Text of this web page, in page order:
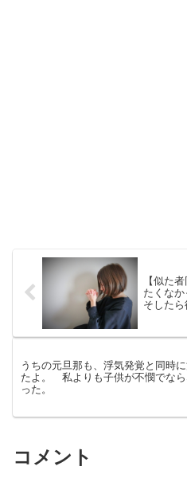
【似た
たくなか
そしたら
うちの元旦那も、浮気発覚と同時に
たよ。 私よりも子供が不憫でな
った。
コメント